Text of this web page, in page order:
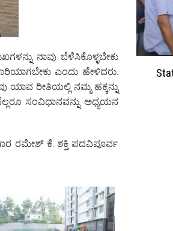
ನಾವು ಬೆಳೆಸಿಕೊಳ್ಳಬೇಕು
ಎಂದು ಹೇಳಿದರು.
ಯಾವ ರೀತಿಯಲ್ಲಿ ನಮ್ಮ ಹಕ್ಕನ್ನು
ಸಂವಿಧಾನವನ್ನು ಅಧ್ಯಯನ
ರಮೇಶ್ ಕೆ. ಶಕ್ತಿ ಪದವಿಪೂರ್ವ
Day Celebration 2023